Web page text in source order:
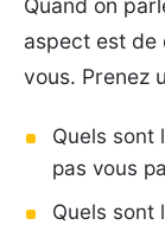
aspect est de
vous. Prenez
Quels sont
pas vous
Quels sont